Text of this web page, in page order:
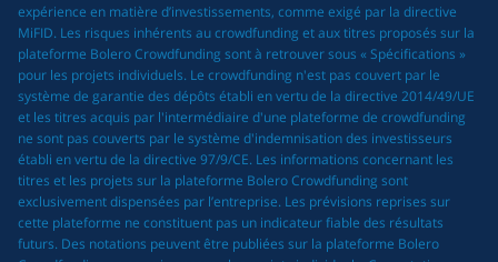
expérience en matière d’investissements, comme exigé par la directive
MiFID. Les risques inhérents au crowdfunding et aux titres proposés sur la
plateforme Bolero Crowdfunding sont à retrouver sous « Spécifications »
pour les projets individuels. Le crowdfunding n'est pas couvert par le
système de garantie des dépôts établi en vertu de la directive 2014/49/UE
et les titres acquis par l'intermédiaire d'une plateforme de crowdfunding
ne sont pas couverts par le système d'indemnisation des investisseurs
établi en vertu de la directive 97/9/CE. Les informations concernant les
titres et les projets sur la plateforme Bolero Crowdfunding sont
exclusivement dispensées par l’entreprise. Les prévisions reprises sur
cette plateforme ne constituent pas un indicateur fiable des résultats
futurs. Des notations peuvent être publiées sur la plateforme Bolero